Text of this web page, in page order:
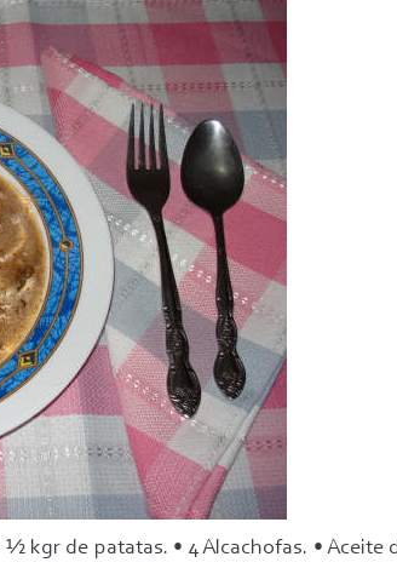
kgr de patatas. • 4 Alcachofas. • Aceite